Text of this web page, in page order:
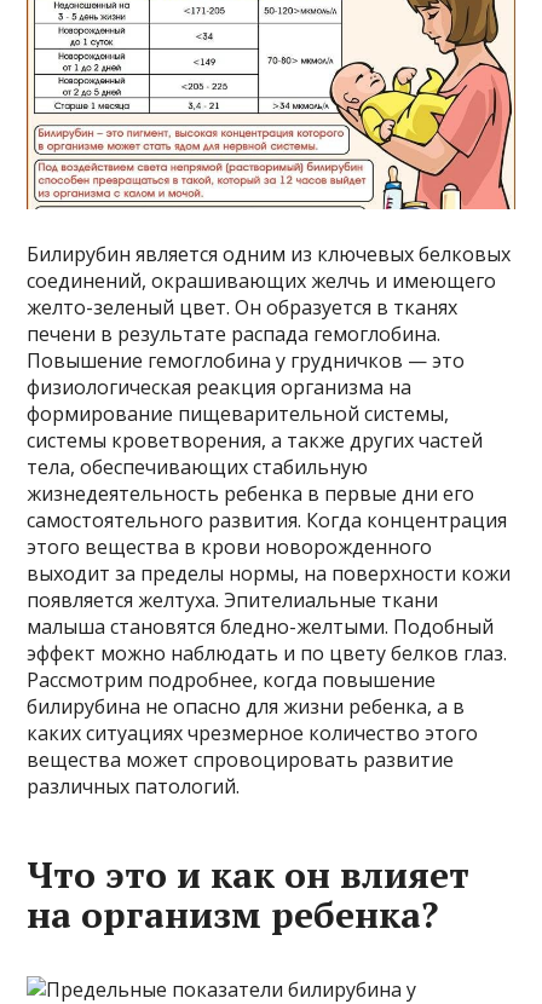
Билирубин является одним из ключевых белковых
соединений, окрашивающих желчь и имеющего
желто-зеленый цвет. Он образуется в тканях
печени в результате распада гемоглобина.
Повышение гемоглобина у грудничков — это
физиологическая реакция организма на
формирование пищеварительной системы,
системы кроветворения, а также других частей
тела, обеспечивающих стабильную
жизнедеятельность ребенка в первые дни его
самостоятельного развития. Когда концентрация
этого вещества в крови новорожденного
выходит за пределы нормы, на поверхности кожи
появляется желтуха. Эпителиальные ткани
малыша становятся бледно-желтыми. Подобный
эффект можно наблюдать и по цвету белков глаз.
Рассмотрим подробнее, когда повышение
билирубина не опасно для жизни ребенка, а в
каких ситуациях чрезмерное количество этого
вещества может спровоцировать развитие
различных патологий.
Что это и как он влияет
на организм ребенка?